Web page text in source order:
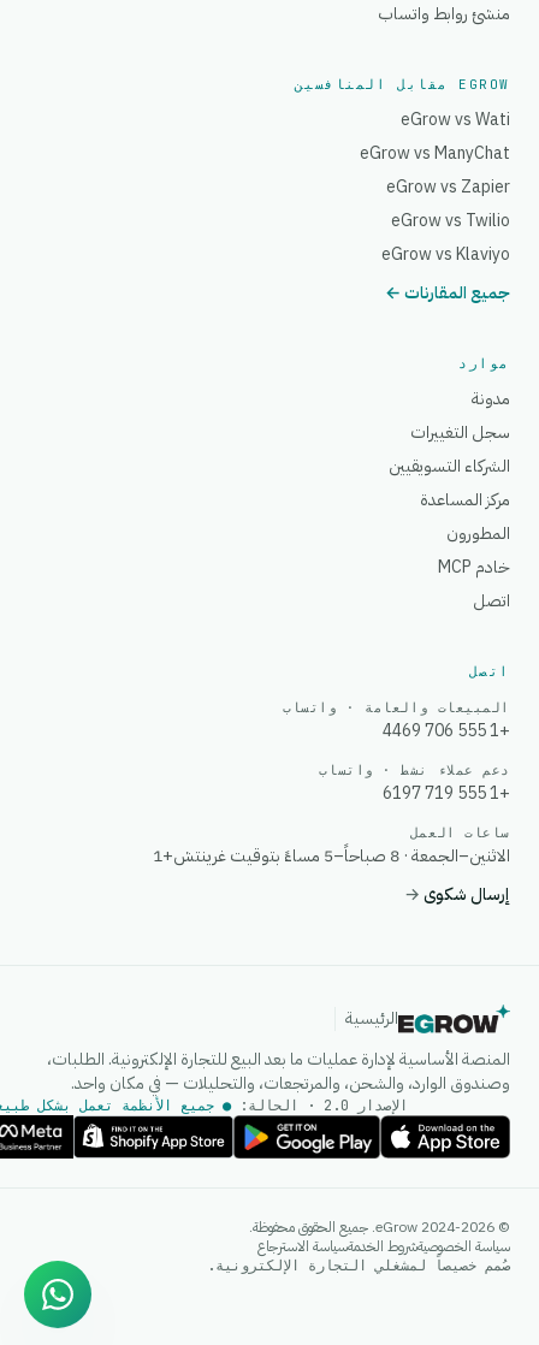
منشئ روابط واتساب
EGROW مقابل المنافسين
eGrow vs Wati
eGrow vs ManyChat
eGrow vs Zapier
eGrow vs Twilio
eGrow vs Klaviyo
جميع المقارنات ←
موارد
مدونة
سجل التغييرات
الشركاء التسويقيين
مركز المساعدة
المطورون
خادم MCP
اتصل
اتصل
المبيعات والعامة · واتساب
+1 555 706 4469
دعم عملاء نشط · واتساب
+1 555 719 6197
ساعات العمل
الاثنين–الجمعة · 8 صباحاً–5 مساءً بتوقيت غرينتش+1
إرسال شكوى→
الرئيسية
المنصة الأساسية لإدارة عمليات ما بعد البيع للتجارة الإلكترونية. الطلبات،
وصندوق الوارد، والشحن، والمرتجعات، والتحليلات — في مكان واحد.
الإصدار 2.0 · الحالة: ● جميع الأنظمة تعمل بشكل
© 2024-2026 eGrow. جميع الحقوق محفوظة.
سياسة الخصوصيةشروط الخدمةسياسة الاسترجاع
صُمم خصيصاً لمشغلي التجارة الإلكترونية.
إجابات فورية على واتساب